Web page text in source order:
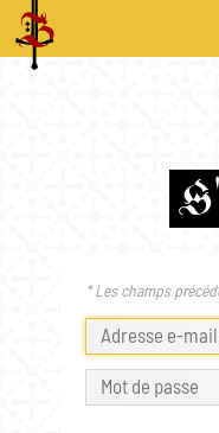
S'
* Les champs